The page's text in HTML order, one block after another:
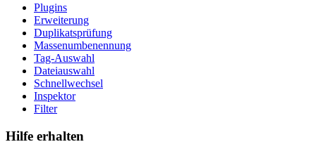
Plugins
Erweiterung
Duplikatsprüfung
Massenumbenennung
Tag-Auswahl
Dateiauswahl
Schnellwechsel
Inspektor
Filter
Hilfe erhalten